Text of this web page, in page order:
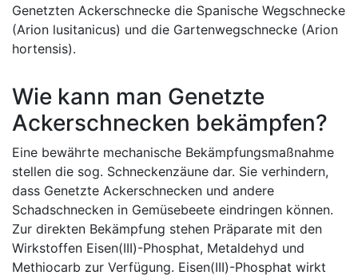
Genetzten Ackerschnecke die Spanische Wegschnecke
(Arion lusitanicus) und die Gartenwegschnecke (Arion
hortensis).
Wie kann man Genetzte
Ackerschnecken bekämpfen?
Eine bewährte mechanische Bekämpfungsmaßnahme
stellen die sog. Schneckenzäune dar. Sie verhindern,
dass Genetzte Ackerschnecken und andere
Schadschnecken in Gemüsebeete eindringen können.
Zur direkten Bekämpfung stehen Präparate mit den
Wirkstoffen Eisen(III)-Phosphat, Metaldehyd und
Methiocarb zur Verfügung. Eisen(III)-Phosphat wirkt